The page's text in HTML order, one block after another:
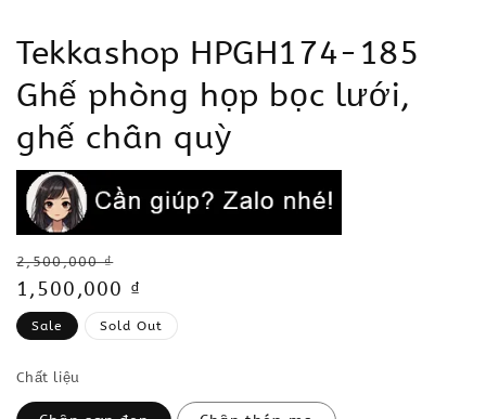
Tekkashop HPGH174-185
Ghế phòng họp bọc lưới,
ghế chân quỳ
Regular
price
2,500,000 ₫
Sale
price
1,500,000 ₫
Sale Sold Out
Chất liệu